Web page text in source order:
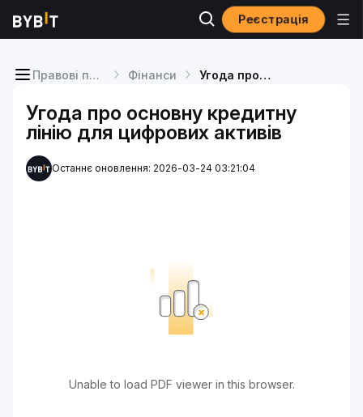
Реєстрація
Правові положення Фінанси Угода про основну кредитну лінію для цифрових активів
Угода про основну кредитну
лінію для цифрових активів
Останнє оновлення: 2026-03-24 03:21:04
Unable to load PDF viewer in this browser.